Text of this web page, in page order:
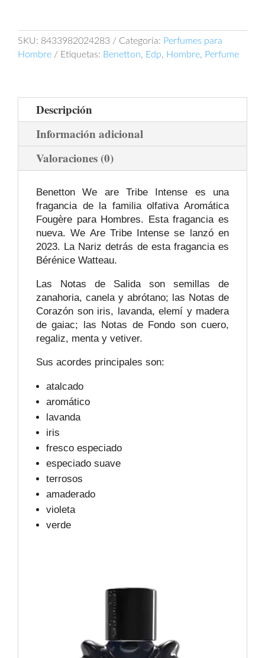
EDP
cantidad
SKU: 8433982024283 Categoría: Perfumes para
Hombre
Etiquetas: Benetton, Edp, Hombre, Perfume
Descripción
Información adicional
Valoraciones (0)
Benetton We are Tribe Intense es una
fragancia de la familia olfativa Aromática
Fougère para Hombres. Esta fragancia es
nueva. We Are Tribe Intense se lanzó en
2023. La Nariz detrás de esta fragancia es
Bérénice Watteau.
Las Notas de Salida son semillas de
zanahoria, canela y abrótano; las Notas de
Corazón son iris, lavanda, elemí y madera
de gaiac; las Notas de Fondo son cuero,
regaliz, menta y vetiver.
Sus acordes principales son:
atalcado
aromático
lavanda
iris
fresco especiado
especiado suave
terrosos
amaderado
violeta
verde